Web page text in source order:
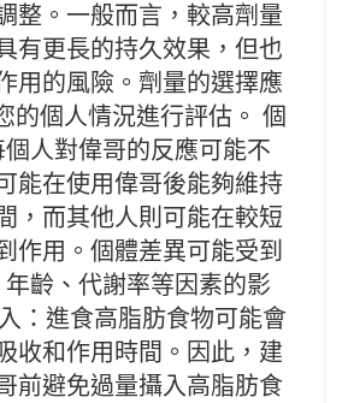
整。一般而言，較高劑量
有更長的持久效果，但也
用的風險。劑量的選擇應
的個人情況進行評估。 個
人對偉哥的反應可能不
能在使用偉哥後能夠維持
，而其他人則可能在較短
作用。個體差異可能受到
齡、代謝率等因素的影
：進食高脂肪食物可能會
收和作用時間。因此，建
前避免過量攝入高脂肪食